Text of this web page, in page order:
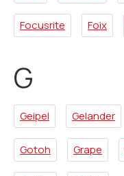
Focusrite Foix
G
Geipel Gelander
Gotoh Grape